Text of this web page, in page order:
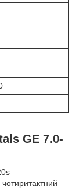
GE 7.0-
—